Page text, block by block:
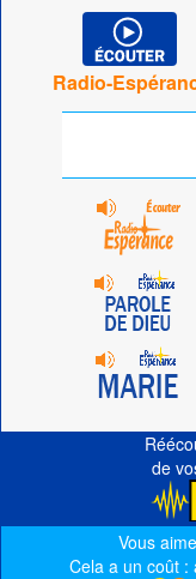
Radio-
de
Vous
Cela a un coût :